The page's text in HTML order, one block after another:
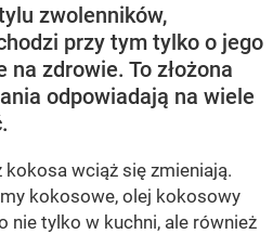
zwolenników,
przy tym tylko o jego
na zdrowie. To złożona
odpowiadają na wiele
kokosa wciąż się zmieniają.
kokosowe, olej kokosowy
nie tylko w kuchni, ale również